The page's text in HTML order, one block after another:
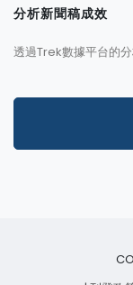
分析新聞稿成效
透過Trek數據平台的